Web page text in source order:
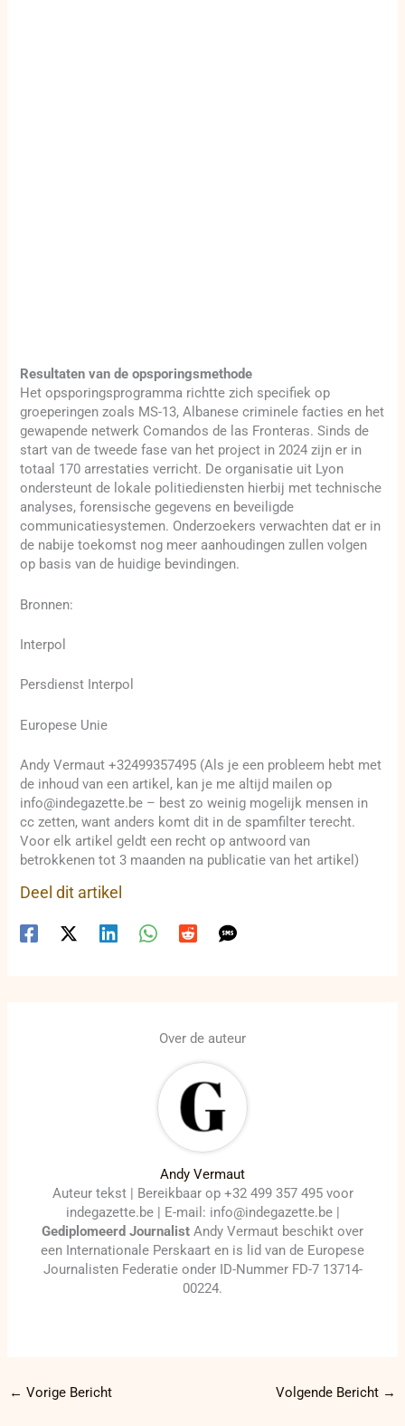
Resultaten van de opsporingsmethode
Het opsporingsprogramma richtte zich specifiek op
groeperingen zoals MS-13, Albanese criminele facties en het
gewapende netwerk Comandos de las Fronteras. Sinds de
start van de tweede fase van het project in 2024 zijn er in
totaal 170 arrestaties verricht. De organisatie uit Lyon
ondersteunt de lokale politiediensten hierbij met technische
analyses, forensische gegevens en beveiligde
communicatiesystemen. Onderzoekers verwachten dat er in
de nabije toekomst nog meer aanhoudingen zullen volgen
op basis van de huidige bevindingen.
Bronnen:
Interpol
Persdienst Interpol
Europese Unie
Andy Vermaut +32499357495 (Als je een probleem hebt met
de inhoud van een artikel, kan je me altijd mailen op
info@indegazette.be – best zo weinig mogelijk mensen in
cc zetten, want anders komt dit in de spamfilter terecht.
Voor elk artikel geldt een recht op antwoord van
betrokkenen tot 3 maanden na publicatie van het artikel)
Deel dit artikel
Over de auteur
Andy Vermaut
Auteur tekst | Bereikbaar op +32 499 357 495 voor
indegazette.be | E-mail: info@indegazette.be |
Gediplomeerd Journalist Andy Vermaut beschikt over
een Internationale Perskaart en is lid van de Europese
Journalisten Federatie onder ID-Nummer FD-7 13714-
00224.
← Vorige Bericht Volgende Bericht →